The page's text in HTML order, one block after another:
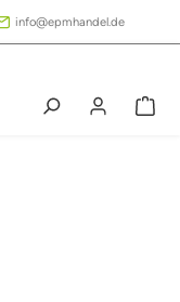
info@epmhandel.de